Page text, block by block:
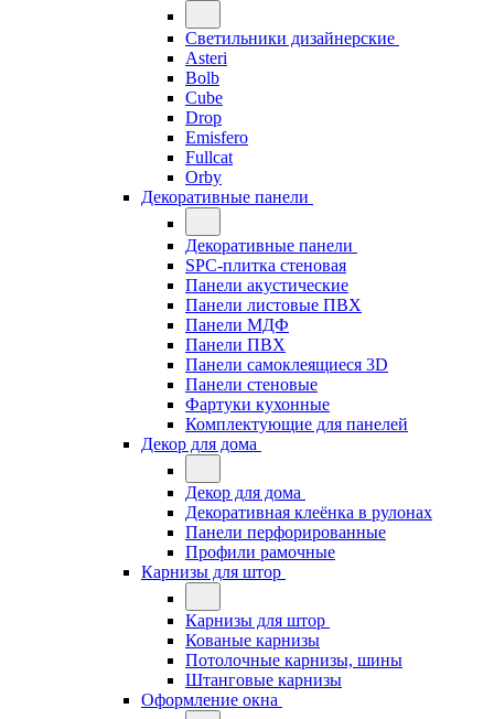
Светильники дизайнерские
Asteri
Bolb
Cube
Drop
Emisfero
Fullcat
Orby
Декоративные панели
Декоративные панели
SPC-плитка стеновая
Панели акустические
Панели листовые ПВХ
Панели МДФ
Панели ПВХ
Панели самоклеящиеся 3D
Панели стеновые
Фартуки кухонные
Комплектующие для панелей
Декор для дома
Декор для дома
Декоративная клеёнка в рулонах
Панели перфорированные
Профили рамочные
Карнизы для штор
Карнизы для штор
Кованые карнизы
Потолочные карнизы, шины
Штанговые карнизы
Оформление окна